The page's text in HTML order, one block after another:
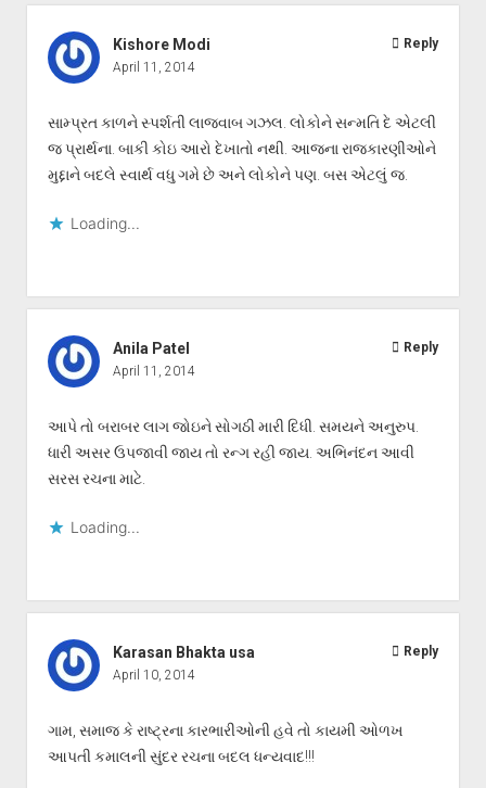
Kishore Modi
April 11, 2014
સામ્પ્રત કાળને સ્પર્શતી લાજવાબ ગઝલ. લોકોને સન્મતિ દે એટલી
જ પ્રાર્થના. બાકી કોઇ આરો દેખાતો નથી. આજના રાજકારણીઓને
મુદ્દાને બદલે સ્વાર્થ વધુ ગમે છે અને લોકોને પણ. બસ એટલું જ.
Loading...
Reply
Anila Patel
April 11, 2014
આપે તો બરાબર લાગ જોઇને સોગઠી મારી દિધી. સમયને અનુરુપ.
ધારી અસર ઉપજાવી જાય તો રન્ગ રહી જાય. અભિનંદન આવી
સરસ રચના માટે.
Loading...
Reply
Karasan Bhakta usa
April 10, 2014
ગામ, સમાજ કે રાષ્ટ્રના કારભારીઓની હવે તો કાયમી ઓળખ
આપતી કમાલની સુંદર રચના બદલ ધન્યવાદ!!!
Reply